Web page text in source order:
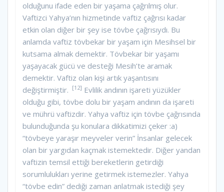
olduğunu ifade eden bir yaşama çağrılmış olur.
Vaftizci Yahya’nın hizmetinde vaftiz çağrısı kadar
etkin olan diğer bir şey ise tövbe çağrısıydı. Bu
anlamda vaftiz tövbekar bir yaşam için Mesihsel bir
kutsama almak demektir. Tövbekar bir yaşamı
yaşayacak gücü ve desteği Mesih’te aramak
demektir. Vaftiz olan kişi artık yaşantısını
değiştirmiştir. [12] Evlilik andının işareti yüzükler
olduğu gibi, tövbe dolu bir yaşam andının da işareti
ve mührü vaftizdir. Yahya vaftiz için tövbe çağrısında
bulunduğunda şu konulara dikkatimizi çeker :a)
“tövbeye yaraşır meyveler verin” İnsanlar gelecek
olan bir yargıdan kaçmak istemektedir. Diğer yandan
vaftizin temsil ettiği bereketlerin getirdiği
sorumlulukları yerine getirmek istemezler. Yahya
“tövbe edin” dediği zaman anlatmak istediği şey